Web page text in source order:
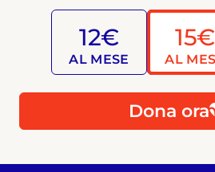
12€
AL MESE
15€
AL
Dona ora